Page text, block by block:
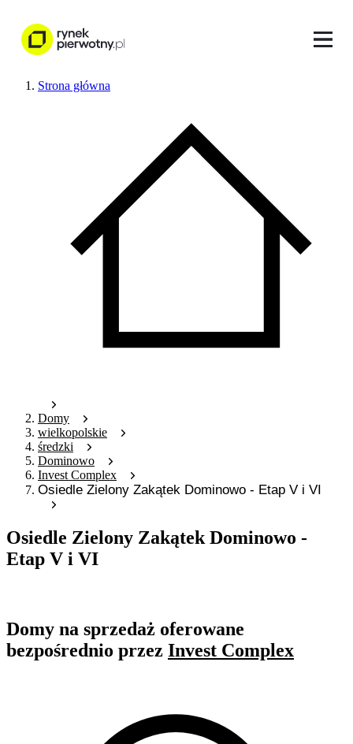
Strona główna
Domy
wielkopolskie
średzki
Dominowo
Invest Complex
Osiedle Zielony Zakątek Dominowo - Etap V i VI
Osiedle Zielony Zakątek Dominowo -
Etap V i VI
Domy na sprzedaż oferowane
bezpośrednio przez Invest Complex